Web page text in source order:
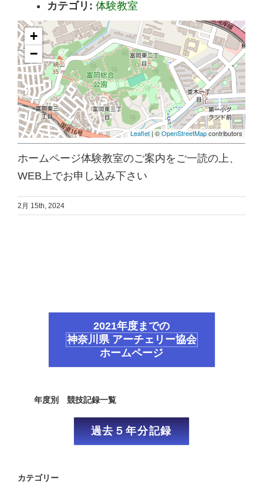
カテゴリ: 体験教室
+
−
Leaflet | ©OpenStreetMapcontributors
ホームページ体験教室のご案内をご一読の上、
WEB上でお申し込み下さい
2月 15th, 2024
2021年度までの
神奈川県 アーチェリー協会
ホームページ
年度別 競技記録一覧
過去５年分記録
カテゴリー